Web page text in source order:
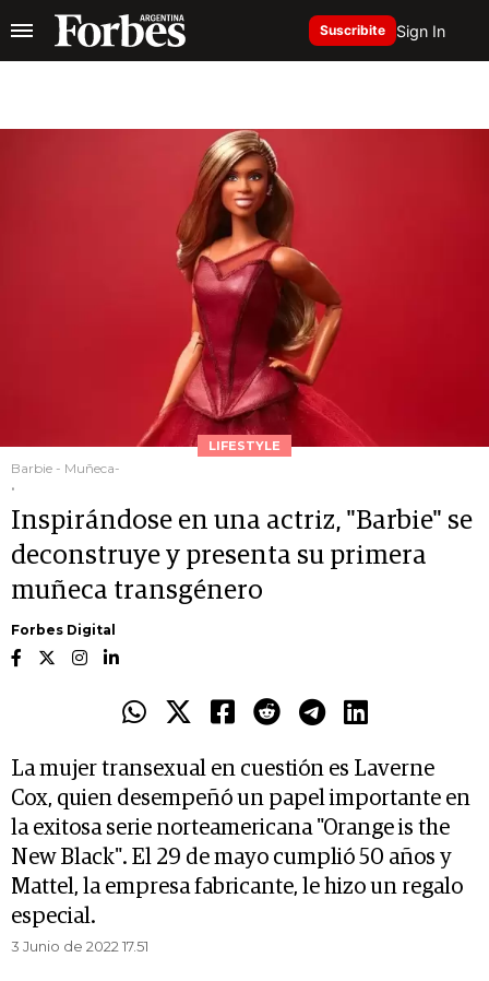
Suscribite Sign In
LIFESTYLE
Barbie - Muñeca-
.
Inspirándose en una actriz, "Barbie" se
deconstruye y presenta su primera
muñeca transgénero
Forbes Digital
La mujer transexual en cuestión es Laverne
Cox, quien desempeñó un papel importante en
la exitosa serie norteamericana "Orange is the
New Black". El 29 de mayo cumplió 50 años y
Mattel, la empresa fabricante, le hizo un regalo
especial.
3 Junio de 2022 17.51